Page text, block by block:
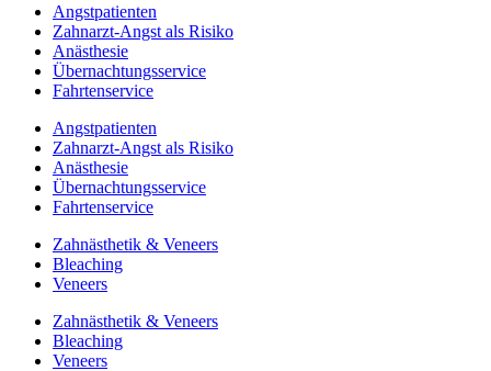
Angstpatienten
Zahnarzt-Angst als Risiko
Anästhesie
Übernachtungsservice
Fahrtenservice
Angstpatienten
Zahnarzt-Angst als Risiko
Anästhesie
Übernachtungsservice
Fahrtenservice
Zahnästhetik & Veneers
Bleaching
Veneers
Zahnästhetik & Veneers
Bleaching
Veneers